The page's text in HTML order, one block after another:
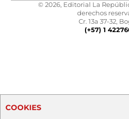
© 2026, Editorial La
derechos
Cr. 13a 37-32,
(+57) 1
COOKIES